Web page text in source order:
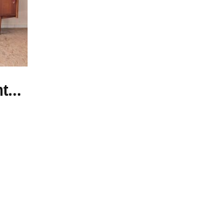
Enfilade chêne vintage portes coulissantes